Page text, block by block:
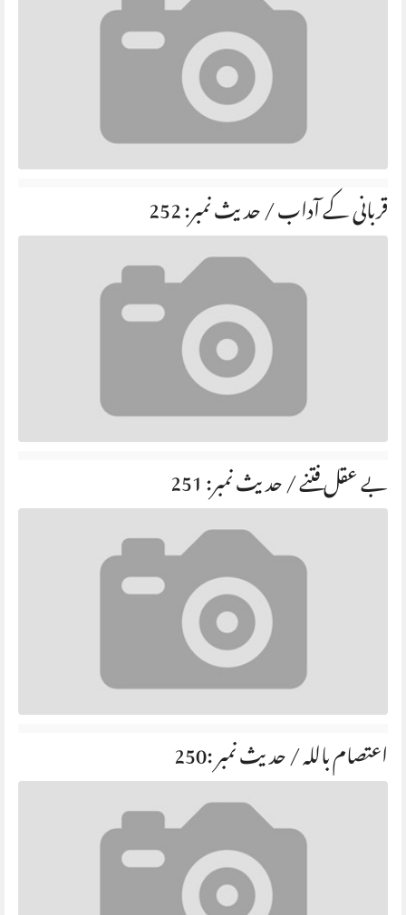
قربانی کے آداب / حديث نمبر: 252
بے عقل فتنے / حديث نمبر: 251
اعتصام باللہ / حديث نمبر :250